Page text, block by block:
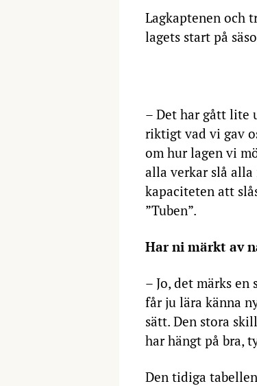
Lagkaptenen och
lagets start på
– Det har gått lite
riktigt vad vi gav
om hur lagen vi
alla verkar slå
kapaciteten att
”Tuben”.
Har ni märkt av
– Jo, det märks
får ju lära känna
sätt. Den stora
har hängt på bra,
Den tidiga